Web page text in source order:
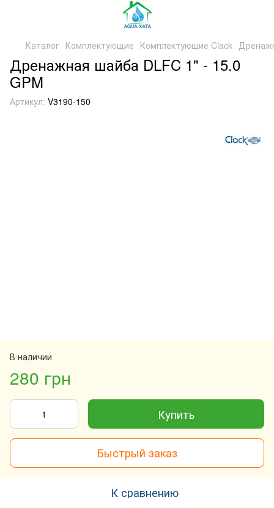
Каталог Комплектующие Комплектующие Clack
Дренажная шайба DLFC 1" - 15.0
GPM
Артикул: V3190-150
В наличии
280 грн
Купить
Быстрый заказ
К сравнению